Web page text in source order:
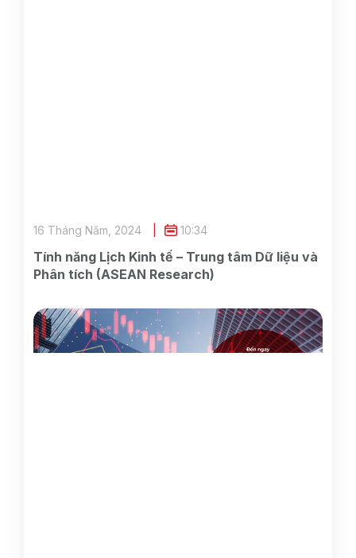
Tính năng Lịch Kinh tế – Trung tâm Dữ liệu và
Phân tích (ASEAN Research)
16 Tháng Năm, 2024 10:34